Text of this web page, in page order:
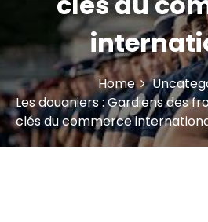
Home
Les douaniers : Gardiens des
clés du commerce